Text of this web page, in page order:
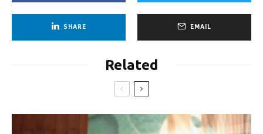
SHARE EMAIL
Related